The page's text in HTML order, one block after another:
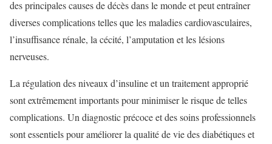
des principales causes de décès dans le monde et peut entraîner
diverses complications telles que les maladies cardiovasculaires,
l’insuffisance rénale, la cécité, l’amputation et les lésions
nerveuses.
La régulation des niveaux d’insuline et un traitement approprié
sont extrêmement importants pour minimiser le risque de telles
complications. Un diagnostic précoce et des soins professionnels
sont essentiels pour améliorer la qualité de vie des diabétiques et